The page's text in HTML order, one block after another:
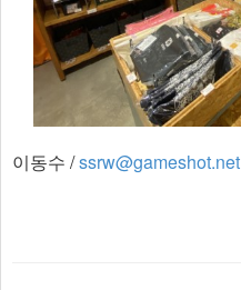
이동수 /ssrw@gameshot.net